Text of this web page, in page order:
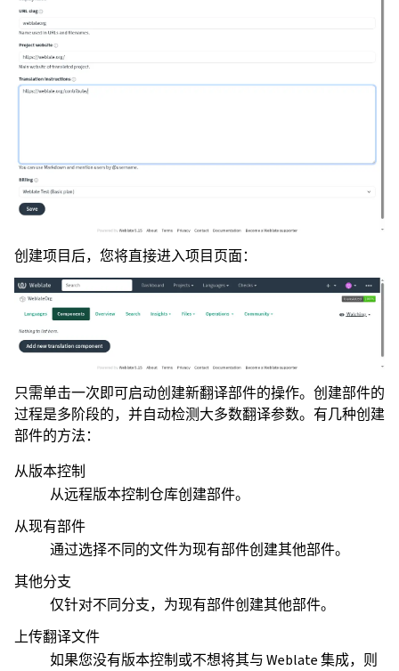
创建项目后，您将直接进入项目页面：
只需单击一次即可启动创建新翻译部件的操作。创建部件的
过程是多阶段的，并自动检测大多数翻译参数。有几种创建
部件的方法：
从版本控制
从远程版本控制仓库创建部件。
从现有部件
通过选择不同的文件为现有部件创建其他部件。
其他分支
仅针对不同分支，为现有部件创建其他部件。
上传翻译文件
如果您没有版本控制或不想将其与 Weblate 集成，则